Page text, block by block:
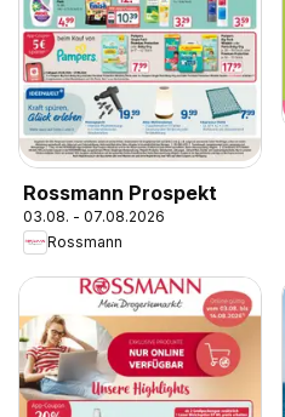
Rossmann Prospekt
03.08. - 07.08.2026
Rossmann